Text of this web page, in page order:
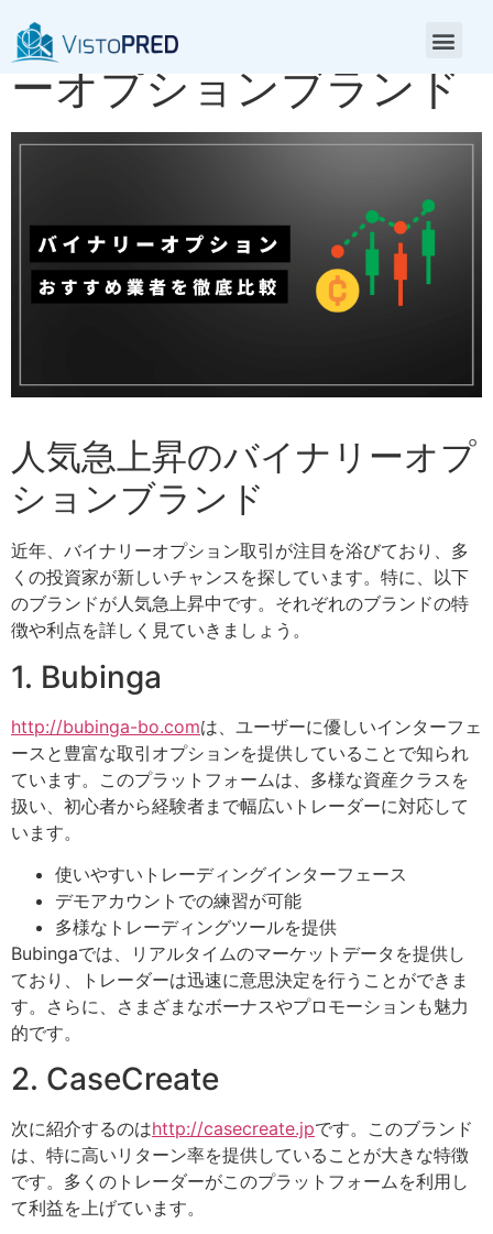
人気急上昇のバイナリ
ーオプションブランド
人気急上昇のバイナリーオプ
ションブランド
近年、バイナリーオプション取引が注目を浴びており、多
くの投資家が新しいチャンスを探しています。特に、以下
のブランドが人気急上昇中です。それぞれのブランドの特
徴や利点を詳しく見ていきましょう。
1. Bubinga
http://bubinga-bo.comは、ユーザーに優しいインターフェ
ースと豊富な取引オプションを提供していることで知られ
ています。このプラットフォームは、多様な資産クラスを
扱い、初心者から経験者まで幅広いトレーダーに対応して
います。
使いやすいトレーディングインターフェース
デモアカウントでの練習が可能
多様なトレーディングツールを提供
Bubingaでは、リアルタイムのマーケットデータを提供し
ており、トレーダーは迅速に意思決定を行うことができま
す。さらに、さまざまなボーナスやプロモーションも魅力
的です。
2. CaseCreate
次に紹介するのはhttp://casecreate.jpです。このブランド
は、特に高いリターン率を提供していることが大きな特徴
です。多くのトレーダーがこのプラットフォームを利用し
て利益を上げています。